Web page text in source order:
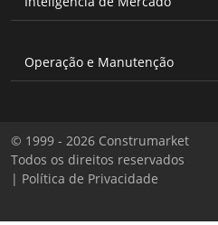
Operação e Manutenção
© 1999 - 2026 Construmarket
Todos os direitos reservados
| Política de Privacidade